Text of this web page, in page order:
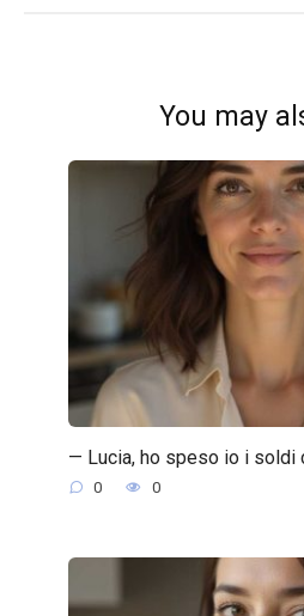
You may
— Lucia, ho speso io i soldi
0 0